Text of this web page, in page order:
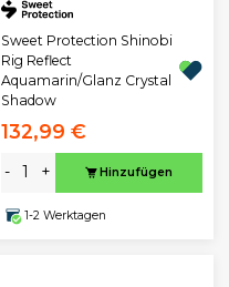
Sweet Protection Shinobi
Rig Reflect
Aquamarin/Glanz Crystal
Shadow
132,99 €
- + Hinzufügen
1-2 Werktagen